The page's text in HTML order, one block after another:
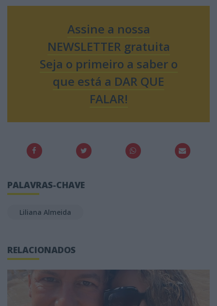
Assine a nossa
NEWSLETTER gratuita
Seja o primeiro a saber o
que está a DAR QUE
FALAR!
PALAVRAS-CHAVE
Liliana Almeida
RELACIONADOS